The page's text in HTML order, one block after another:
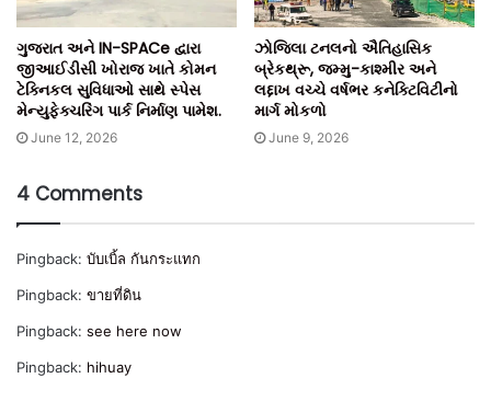
ઈઝ ઓફ લિવિંગના કેસમાં દેશના મહાનગરોમાં બેંગલુરુ સૌથી સારુ
અને ઓછી વસ્તીવાળા શહેરમાં શિમલા નં-1 છે. આ પ્રમાણે દિલ્હીનો
ક્રમ 13 પર છે. ટોપ-20 શહેરોમાં મધ્ય પ્રદેશનું ઈન્દોર, ભોપાલ,
રાજકોટ, મહારાષ્ટ્રનું પુણે, નવી મુંબઈ અને ગ્રેટર મુંબઈ સહિત 7
સામે આવી છે.
ઈઝ ઓફ લિવિંગ ઈન્ડેક્સમાં 111 શહેરોનો સર્વે સામેલ છે. તેમાં 49
ગુજરાત અને IN-SPACe દ્વારા
જીઆઈડીસી ખોરાજ ખાતે કોમન
ટેક્નિકલ સુવિધાઓ સાથે સ્પેસ
મેન્યુફેક્ચરિંગ પાર્ક નિર્માણ પામેશ.
June 12, 2026
ઝોજિલા ટનલનો ઐતિહાસિક
બ્રેકથ્રૂ, જમ્મુ-કાશ્મીર અને
લદ્દાખ વચ્ચે વર્ષભર કનેક્ટિવિટીનો
માર્ગ મોકળો
June 9, 2026
4 Comments
Pingback: บับเบิ้ล กันกระแทก
Pingback: ขายที่ดิน
Pingback: see here now
Pingback: hihuay